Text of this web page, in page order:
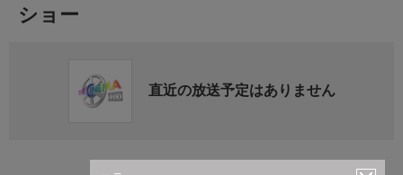
ショー
直近の放送予定はありません